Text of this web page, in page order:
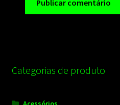
Categorias de produto